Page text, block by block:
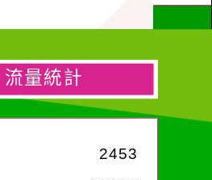
流量統計
2453